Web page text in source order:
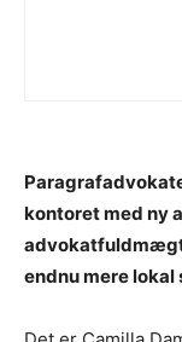
kontoret med ny
endnu mere lokal